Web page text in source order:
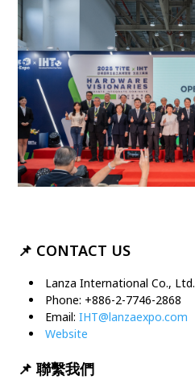
📌 CONTACT US
Lanza International Co., Ltd.
Phone: +886-2-7746-2868
Email:IHT@lanzaexpo.com
Website
📌 聯繫我們